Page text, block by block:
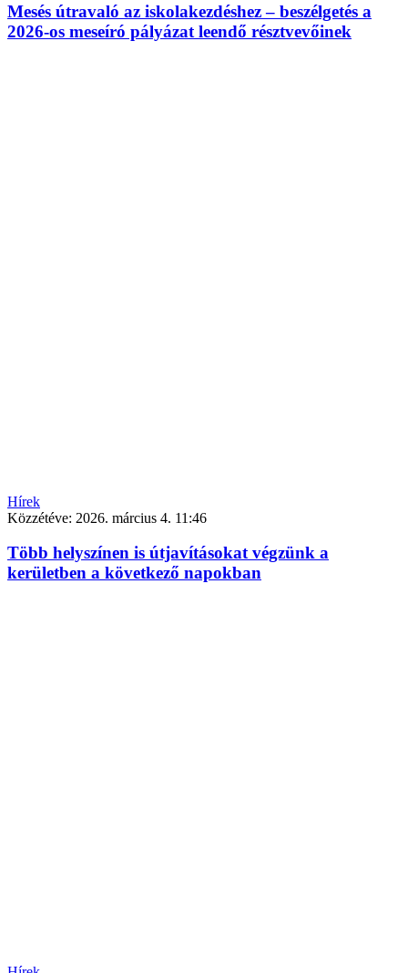
Mesés útravaló az iskolakezdéshez – beszélgetés a
2026-os meseíró pályázat leendő résztvevőinek
Hírek
Közzétéve: 2026. március 4. 11:46
Több helyszínen is útjavításokat végzünk a
kerületben a következő napokban